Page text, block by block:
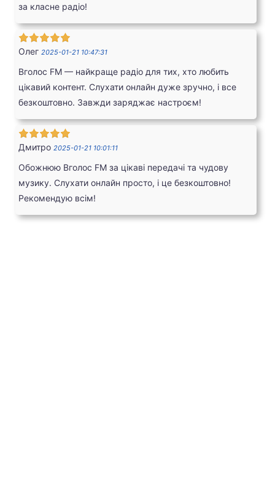
за класне радіо!
Олег 2025-01-21 10:47:31
Вголос FM — найкраще радіо для тих, хто любить
цікавий контент. Слухати онлайн дуже зручно, і все
безкоштовно. Завжди заряджає настроєм!
Дмитро 2025-01-21 10:01:11
Обожнюю Вголос FM за цікаві передачі та чудову
музику. Слухати онлайн просто, і це безкоштовно!
Рекомендую всім!